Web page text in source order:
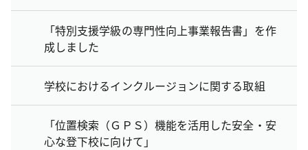
「特別支援学級の専門性向上事業報告書」を作
成しました
学校におけるインクルージョンに関する取組
「位置検索（ＧＰＳ）機能を活用した安全・安
心な登下校に向けて」